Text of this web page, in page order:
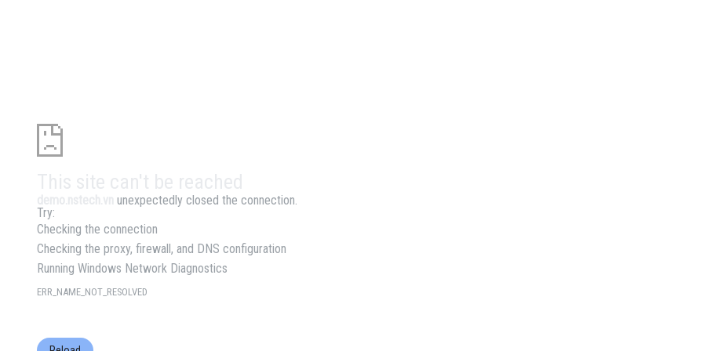
unexpectedly closed the connection.
Try:
Checking the connection
Checking the proxy, firewall, and DNS configuration
Running Windows Network Diagnostics
ERR_NAME_NOT_RESOLVED